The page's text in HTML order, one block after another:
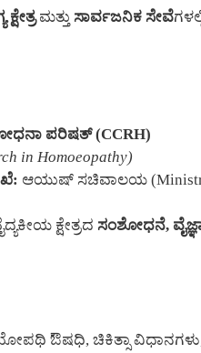
ಮತ್ತು ಸಾರ್ವಜನಿಕ ಸೇವೆ
ಪರಿಷತ್ (CCRH)
in Homoeopathy)
ಆಯುಷ್ ಸಚಿವಾಲಯ (Ministry
ಕ್ಷೇತ್ರದ ಸಂಶೋಧನೆ,
ಔಷಧಿ, ಚಿಕಿತ್ಸಾ ವಿಧಾನಗಳು,